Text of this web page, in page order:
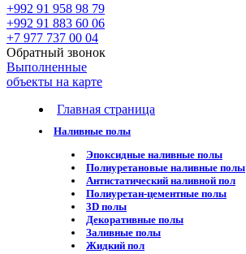
+992 91 958 98 79
+992 91 883 60 06
+7 977 737 00 04
Обратный звонок
Выполненные
объекты на карте
Главная страница
Наливные полы
Эпоксидные наливные полы
Полиуретановые наливные полы
Антистатический наливной пол
Полиуретан-цементные полы
3D полы
Декоративные полы
Заливные полы
Жидкий пол